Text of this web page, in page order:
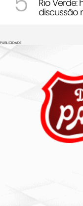
Rio
discussão
PUBLICIDADE